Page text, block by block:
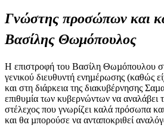
Γνώστης προσώπων και
Βασίλης Θωμόπουλος
Η επιστροφή του Βασίλη Θωµόπουλου
γενικού διευθυντή ενηµέρωσης (καθώς
και στη διάρκεια της διακυβέρνησης
επιθυµία των κυβερνώντων να αναλάβει
στέλεχος που γνωρίζει καλά πρόσωπα
και θα µπορούσε να ανταποκριθεί